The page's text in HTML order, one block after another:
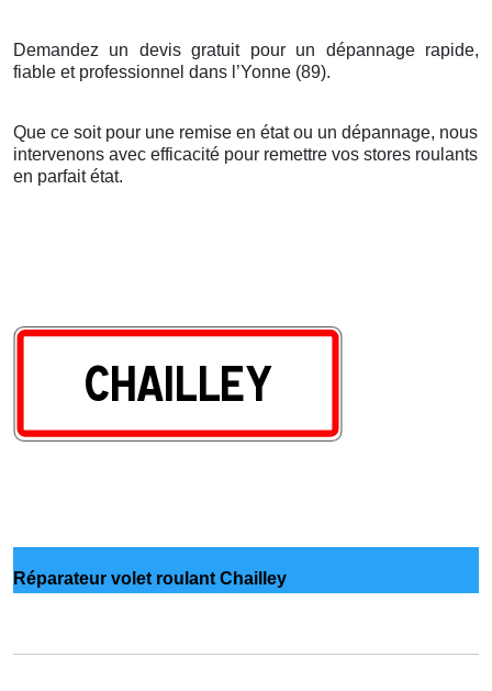
Demandez un devis gratuit pour un dépannage rapide,
fiable et professionnel dans l’Yonne (89).
Que ce soit pour une remise en état ou un dépannage, nous
intervenons avec efficacité pour remettre vos stores roulants
en parfait état.
Réparateur volet roulant Chailley